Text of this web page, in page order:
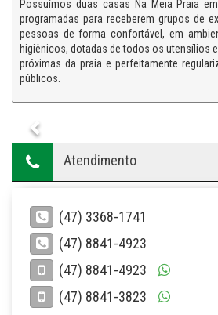
Possuímos duas casas Na Meia Praia
programadas para receberem grupos de
pessoas de forma confortável, em
higiênicos, dotadas de todos os utensílios
próximas da praia e perfeitamente
públicos.
Anterior
Atendimento
(47) 3368-1741
(47) 8841-4923
(47) 8841-4923
(47) 8841-3823